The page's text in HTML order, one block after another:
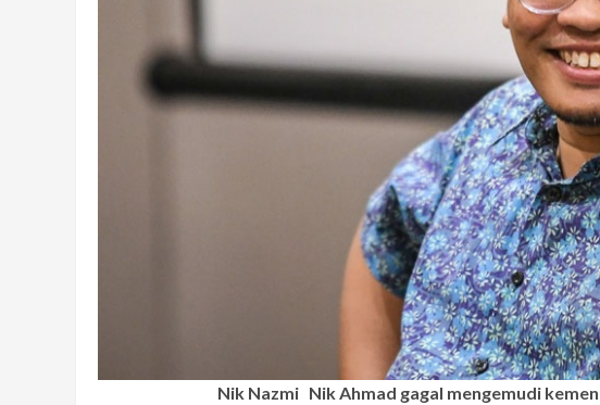
Nik Nazmi Nik Ahmad gagal mengemudi